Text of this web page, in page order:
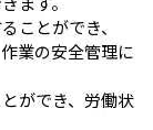
ことができ、
業の安全管理に
ができ、労働状